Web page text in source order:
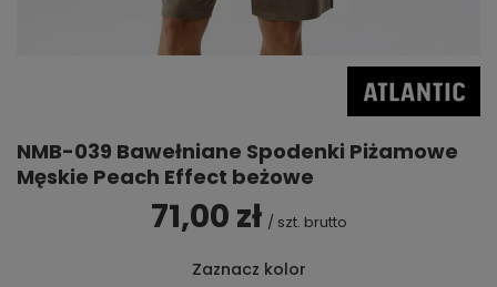
NMB-039 Bawełniane Spodenki Piżamowe
Męskie Peach Effect beżowe
71,00 zł / szt. brutto
Zaznacz kolor